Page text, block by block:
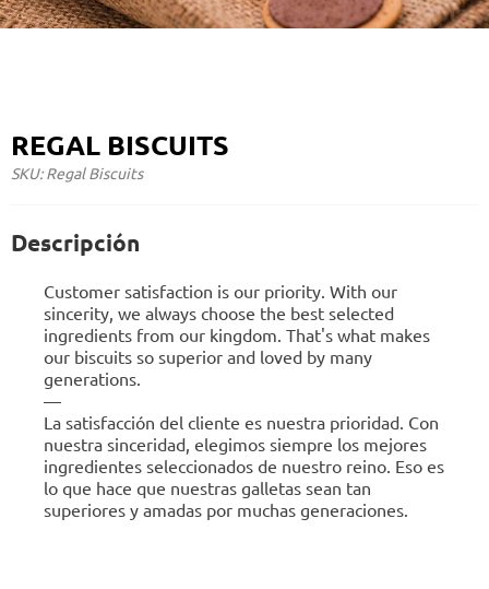
REGAL BISCUITS
SKU: Regal Biscuits
Descripción
Customer satisfaction is our priority. With our
sincerity, we always choose the best selected
ingredients from our kingdom. That's what makes
our biscuits so superior and loved by many
generations.
—
La satisfacción del cliente es nuestra prioridad. Con
nuestra sinceridad, elegimos siempre los mejores
ingredientes seleccionados de nuestro reino. Eso es
lo que hace que nuestras galletas sean tan
superiores y amadas por muchas generaciones.